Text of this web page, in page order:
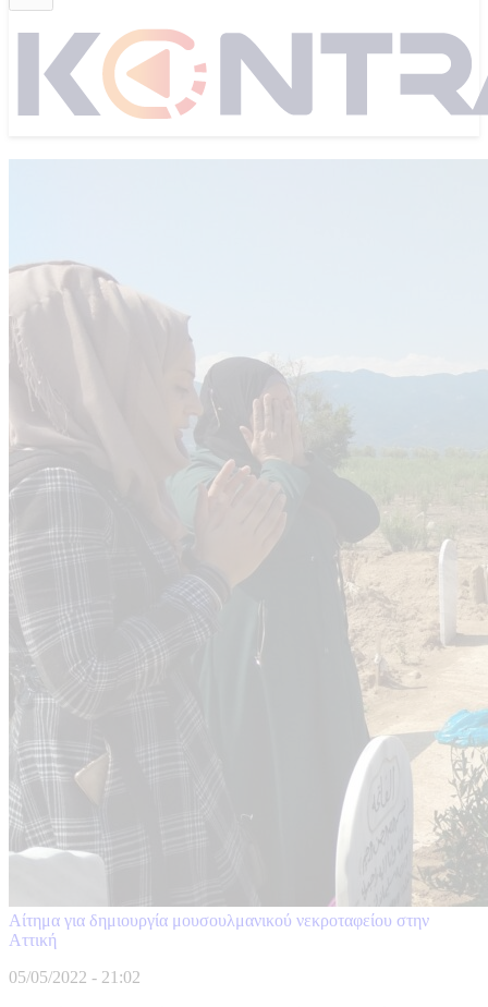
Αίτημα για δημιουργία μουσουλμανικού νεκροταφείου στην
Αττική
05/05/2022 - 21:02